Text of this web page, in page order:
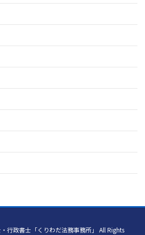
行政書士「くりわだ法務事務所」 All Rights